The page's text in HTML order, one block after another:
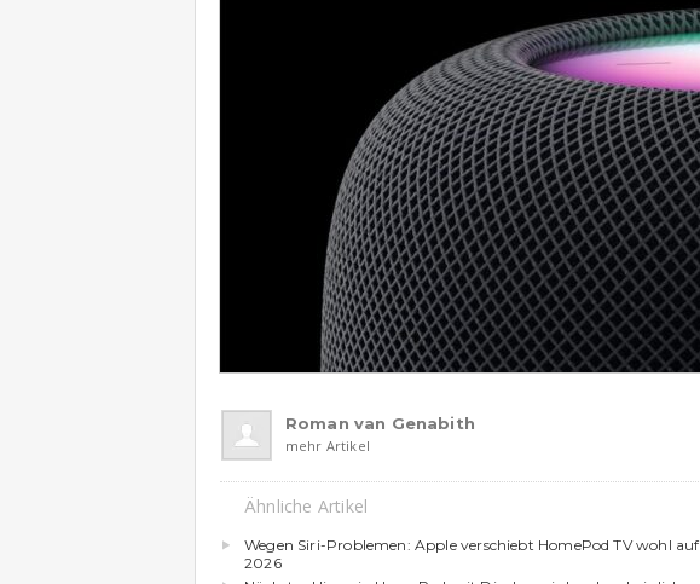
Roman van Genabith
mehr Artikel
Ähnliche Artikel
Wegen Siri-Problemen: Apple verschiebt HomePod TV wohl auf
2026